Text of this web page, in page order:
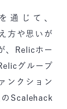
通じて、
方や思いが
、Relicホー
グループ
ンクション
Scalehack